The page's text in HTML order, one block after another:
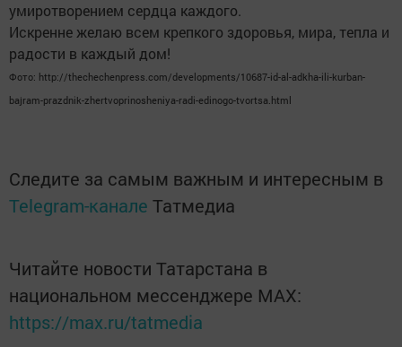
умиротворением сердца каждого.
Искренне желаю всем крепкого здоровья, мира, тепла и
радости в каждый дом!
Фото: http://thechechenpress.com/developments/10687-id-al-adkha-ili-kurban-
bajram-prazdnik-zhertvoprinosheniya-radi-edinogo-tvortsa.html
Следите за самым важным и интересным в
Telegram-канале Татмедиа
Читайте новости Татарстана в
национальном мессенджере MАХ:
https://max.ru/tatmedia